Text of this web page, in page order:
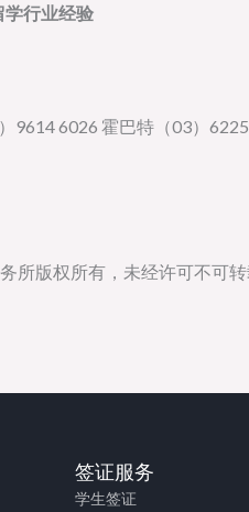
学行业经验
9614 6026 霍巴特（03）
所版权所有，未经许可不可转
签证服务
学生签证